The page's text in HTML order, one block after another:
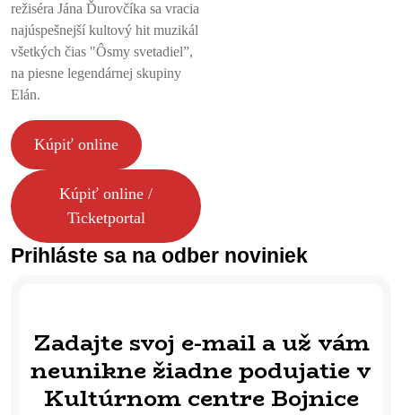
režiséra Jána Ďurovčíka sa vracia
najúspešnejší kultový hit muzikál
všetkých čias "Ôsmy svetadiel”,
na piesne legendárnej skupiny
Elán.
Kúpiť online
Kúpiť online /
Ticketportal
Prihláste sa na odber noviniek
Zadajte svoj e-mail a už vám
neunikne žiadne podujatie v
Kultúrnom centre Bojnice